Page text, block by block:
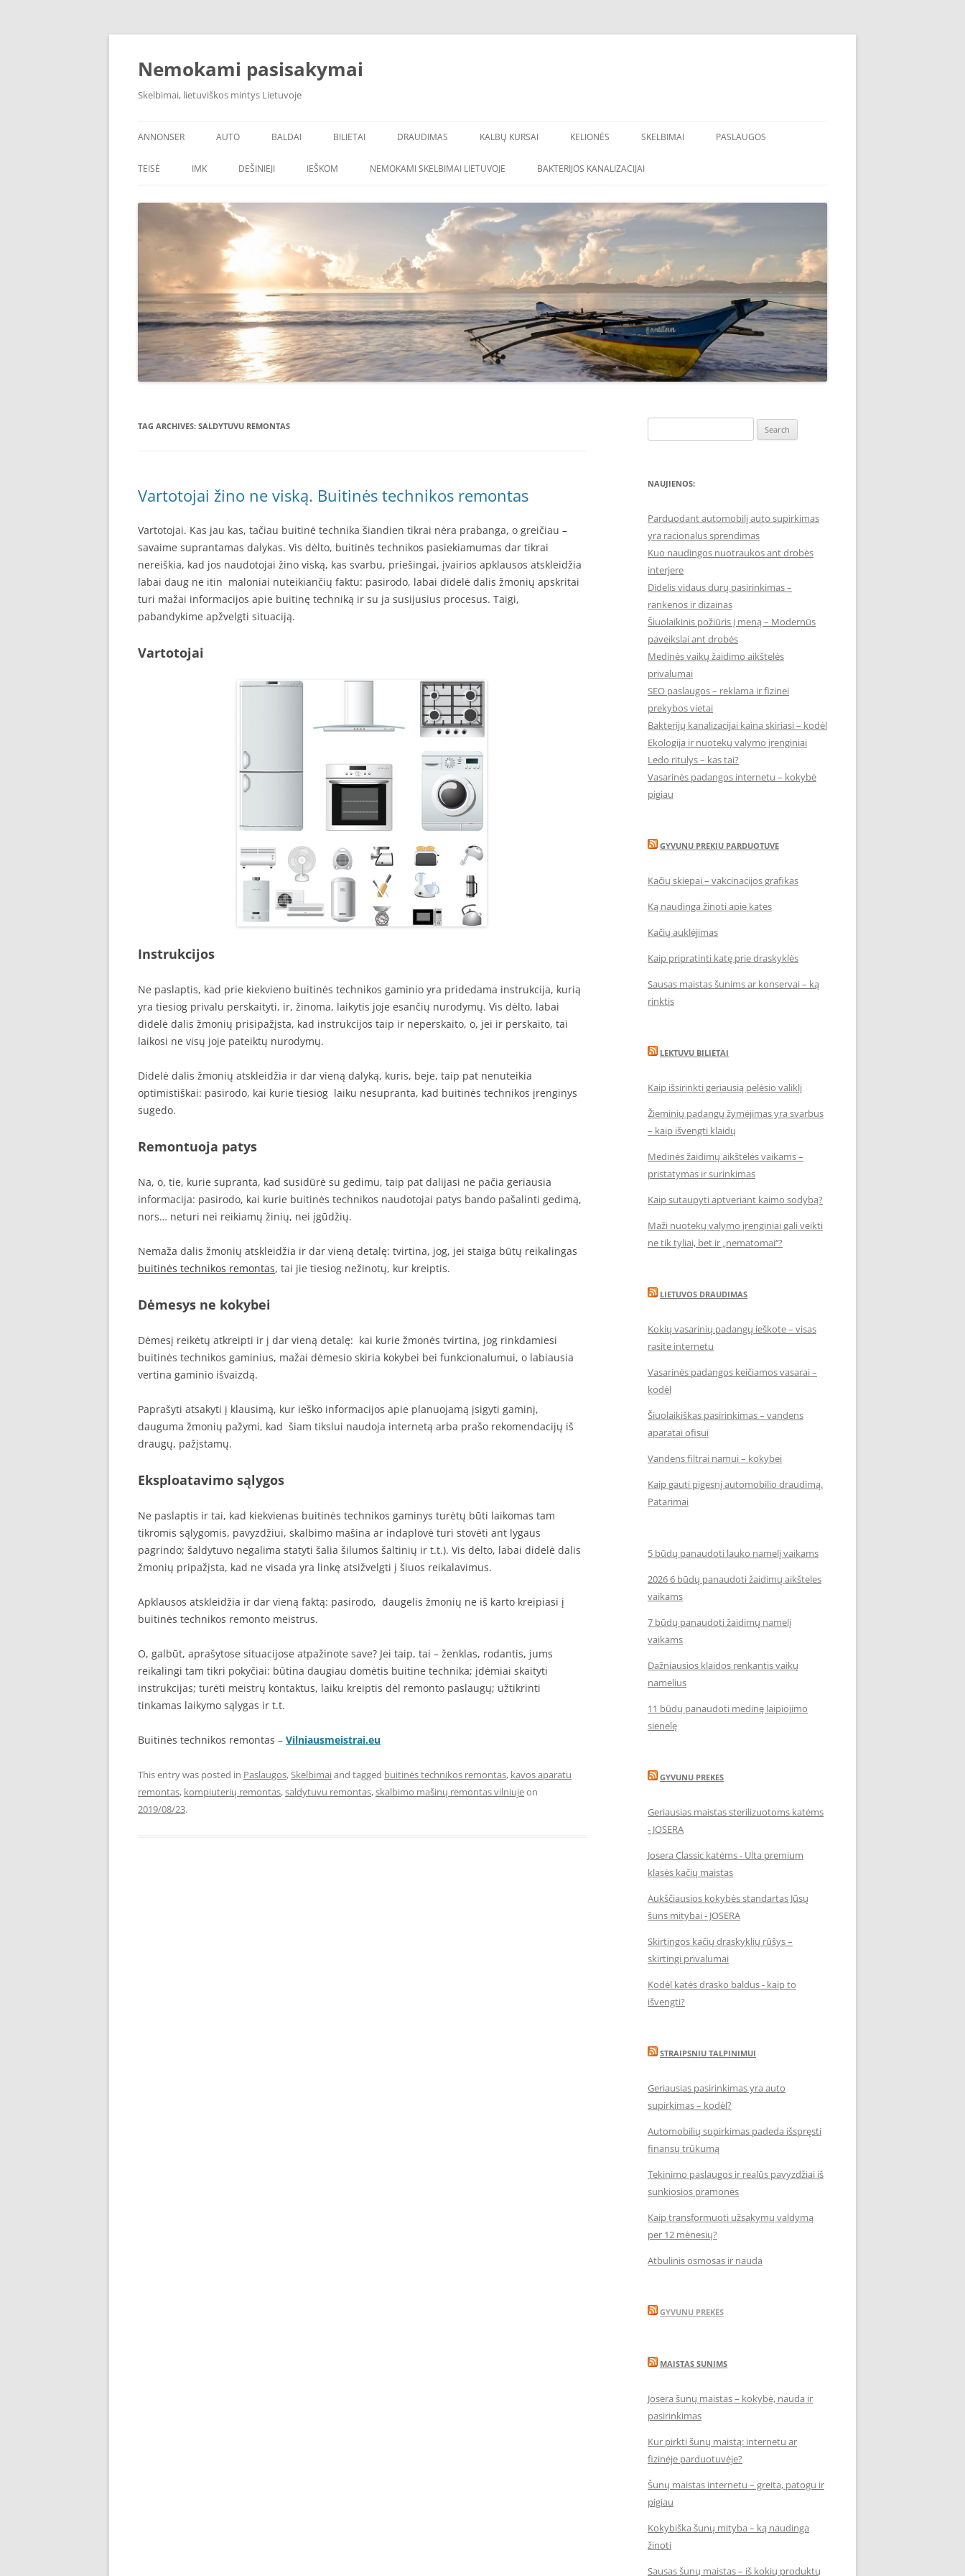
Skip
Nemokami pasisakymai
Skelbimai, lietuviškos mintys Lietuvoje
ANNONSER AUTO BALDAI BILIETAI DRAUDIMAS KALBŲ KURSAI KELIONĖS SKELBIMAI PASLAUGOS
TEISĖ IMK DEŠINIEJI IEŠKOM NEMOKAMI SKELBIMAI LIETUVOJE BAKTERIJOS KANALIZACIJAI
TAG ARCHIVES: SALDYTUVU REMONTAS
Vartotojai žino ne viską. Buitinės technikos remontas
Vartotojai. Kas jau kas, tačiau buitinė technika šiandien tikrai nėra prabanga, o greičiau –
savaime suprantamas dalykas. Vis dėlto, buitinės technikos pasiekiamumas dar tikrai
nereiškia, kad jos naudotojai žino viską, kas svarbu, priešingai, įvairios apklausos atskleidžia
labai daug ne itin maloniai nuteikiančių faktu: pasirodo, labai didelė dalis žmonių apskritai
turi mažai informacijos apie buitinę techniką ir su ja susijusius procesus. Taigi,
pabandykime apžvelgti situaciją.
Vartotojai
Instrukcijos
Ne paslaptis, kad prie kiekvieno buitinės technikos gaminio yra pridedama instrukcija, kurią
yra tiesiog privalu perskaityti, ir, žinoma, laikytis joje esančių nurodymų. Vis dėlto, labai
didelė dalis žmonių prisipažįsta, kad instrukcijos taip ir neperskaito, o, jei ir perskaito, tai
laikosi ne visų joje pateiktų nurodymų.
Didelė dalis žmonių atskleidžia ir dar vieną dalyką, kuris, beje, taip pat nenuteikia
optimistiškai: pasirodo, kai kurie tiesiog laiku nesupranta, kad buitinės technikos įrenginys
sugedo.
Remontuoja patys
Na, o, tie, kurie supranta, kad susidūrė su gedimu, taip pat dalijasi ne pačia geriausia
informacija: pasirodo, kai kurie buitinės technikos naudotojai patys bando pašalinti gedimą,
nors… neturi nei reikiamų žinių, nei įgūdžių.
Nemaža dalis žmonių atskleidžia ir dar vieną detalę: tvirtina, jog, jei staiga būtų reikalingas
buitinės technikos remontas, tai jie tiesiog nežinotų, kur kreiptis.
Dėmesys ne kokybei
Dėmesį reikėtų atkreipti ir į dar vieną detalę: kai kurie žmonės tvirtina, jog rinkdamiesi
buitinės technikos gaminius, mažai dėmesio skiria kokybei bei funkcionalumui, o labiausia
vertina gaminio išvaizdą.
Paprašyti atsakyti į klausimą, kur ieško informacijos apie planuojamą įsigyti gaminį,
dauguma žmonių pažymi, kad šiam tikslui naudoja internetą arba prašo rekomendacijų iš
draugų, pažįstamų.
Eksploatavimo sąlygos
Ne paslaptis ir tai, kad kiekvienas buitinės technikos gaminys turėtų būti laikomas tam
tikromis sąlygomis, pavyzdžiui, skalbimo mašina ar indaplovė turi stovėti ant lygaus
pagrindo; šaldytuvo negalima statyti šalia šilumos šaltinių ir t.t.). Vis dėlto, labai didelė dalis
žmonių pripažįsta, kad ne visada yra linkę atsižvelgti į šiuos reikalavimus.
Apklausos atskleidžia ir dar vieną faktą: pasirodo, daugelis žmonių ne iš karto kreipiasi į
buitinės technikos remonto meistrus.
O, galbūt, aprašytose situacijose atpažinote save? Jei taip, tai – ženklas, rodantis, jums
reikalingi tam tikri pokyčiai: būtina daugiau domėtis buitine technika; įdėmiai skaityti
instrukcijas; turėti meistrų kontaktus, laiku kreiptis dėl remonto paslaugų; užtikrinti
tinkamas laikymo sąlygas ir t.t.
Buitinės technikos remontas – Vilniausmeistrai.eu
This entry was posted in Paslaugos,Skelbimaiand tagged buitinės technikos remontas, kavos aparatu
remontas, kompiuterių remontas,saldytuvu remontas,skalbimo mašinų remontas vilniujeon
2019/08/23.
for:
NAUJIENOS:
Parduodant automobilį auto supirkimas
yra racionalus sprendimas
Kuo naudingos nuotraukos ant drobės
interjere
Didelis vidaus durų pasirinkimas –
rankenos ir dizainas
Šiuolaikinis požiūris į meną – Modernūs
paveikslai ant drobės
Medinės vaikų žaidimo aikštelės
privalumai
SEO paslaugos – reklama ir fizinei
prekybos vietai
Bakterijų kanalizacijai kaina skiriasi – kodėl
Ekologija ir nuotekų valymo įrenginiai
Ledo ritulys – kas tai?
Vasarinės padangos internetu – kokybė
pigiau
GYVUNU PREKIU PARDUOTUVE
Kačių skiepai – vakcinacijos grafikas
Ką naudinga žinoti apie kates
Kačių auklėjimas
Kaip pripratinti katę prie draskyklės
Sausas maistas šunims ar konservai – ką
rinktis
LEKTUVU BILIETAI
Kaip išsirinkti geriausią pelėsio valiklį
Žieminių padangų žymėjimas yra svarbus
– kaip išvengti klaidų
Medinės žaidimų aikštelės vaikams –
pristatymas ir surinkimas
Kaip sutaupyti aptveriant kaimo sodybą?
Maži nuotekų valymo įrenginiai gali veikti
ne tik tyliai, bet ir „nematomai‘‘?
LIETUVOS DRAUDIMAS
Kokių vasarinių padangų ieškote – visas
rasite internetu
Vasarinės padangos keičiamos vasarai –
kodėl
Šiuolaikiškas pasirinkimas – vandens
aparatai ofisui
Vandens filtrai namui – kokybei
Kaip gauti pigesnį automobilio draudimą.
Patarimai
5 būdų panaudoti lauko namelį vaikams
2026 6 būdų panaudoti žaidimų aikšteles
vaikams
7 būdų panaudoti žaidimų namelį
vaikams
Dažniausios klaidos renkantis vaikų
namelius
11 būdų panaudoti medinę laipiojimo
sienelę
GYVUNU PREKES
Geriausias maistas sterilizuotoms katėms
- JOSERA
Josera Classic katėms - Ulta premium
klasės kačių maistas
Aukščiausios kokybės standartas Jūsų
šuns mitybai - JOSERA
Skirtingos kačių draskyklių rūšys –
skirtingi privalumai
Kodėl katės drasko baldus - kaip to
išvengti?
STRAIPSNIU TALPINIMUI
Geriausias pasirinkimas yra auto
supirkimas – kodėl?
Automobilių supirkimas padeda išspręsti
finansų trūkumą
Tekinimo paslaugos ir realūs pavyzdžiai iš
sunkiosios pramonės
Kaip transformuoti užsakymų valdymą
per 12 mėnesių?
Atbulinis osmosas ir nauda
GYVUNU PREKES
MAISTAS SUNIMS
Josera šunų maistas – kokybė, nauda ir
pasirinkimas
Kur pirkti šunų maistą: internetu ar
fizinėje parduotuvėje?
Šunų maistas internetu – greita, patogu ir
pigiau
Kokybiška šunų mityba – ką naudinga
žinoti
Sausas šunų maistas – iš kokių produktų